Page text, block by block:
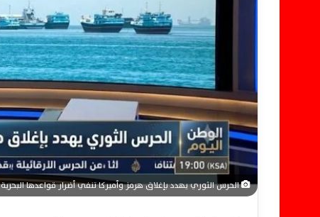
ك
ت
ر
و
ن
ي
ا
الحرس الثوري يهدد بإغلاق هرمز وأميركا تنفي أضرار قواعدها البحرية